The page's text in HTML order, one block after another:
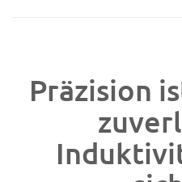
Präzision